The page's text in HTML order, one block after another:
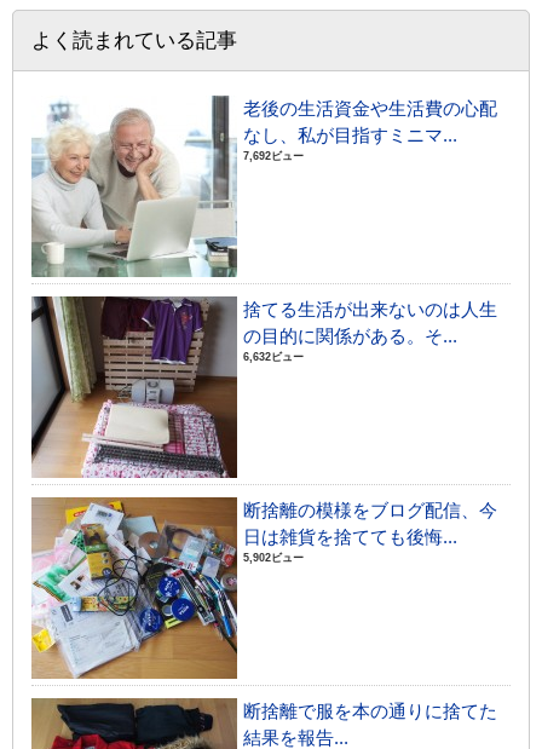
よく読まれている記事
老後の生活資金や生活費の心配
なし、私が目指すミニマ...
7,692ビュー
捨てる生活が出来ないのは人生
の目的に関係がある。そ...
6,632ビュー
断捨離の模様をブログ配信、今
日は雑貨を捨てても後悔...
5,902ビュー
断捨離で服を本の通りに捨てた
結果を報告...